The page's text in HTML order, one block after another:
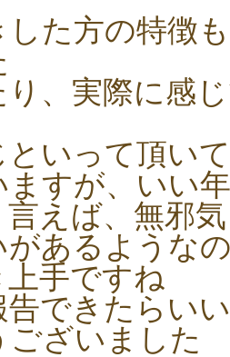
した方の特徴
り、実際に感
いって頂い
ますが、いい
言えば、無邪
があるような
手ですね
告できたらい
ざいました